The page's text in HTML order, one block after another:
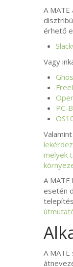
A MATE
érhető
Vagy
PC-
melyek
A MATE
esetén
A MATE